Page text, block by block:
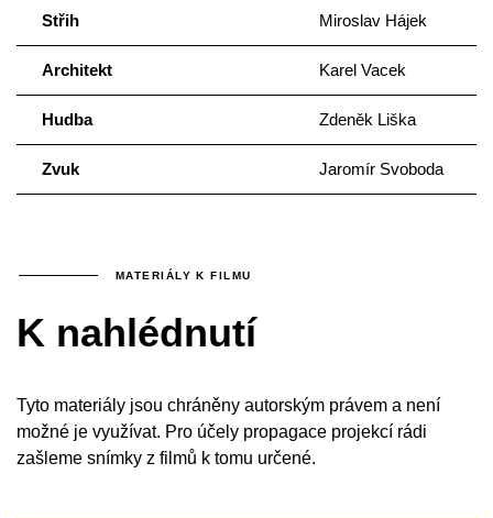
Střih Miroslav Hájek
Architekt Karel Vacek
Hudba Zdeněk Liška
Zvuk Jaromír Svoboda
MATERIÁLY K FILMU
K nahlédnutí
Tyto materiály jsou chráněny autorským právem a není
možné je využívat. Pro účely propagace projekcí rádi
zašleme snímky z filmů k tomu určené.